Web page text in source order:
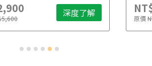
深度了解 原價